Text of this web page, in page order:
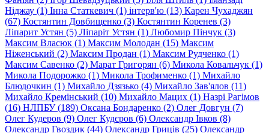
Нiджау (1) Інна Статкевич (1) інтерв'ю (13) Карен Чухаджян
(67) Костянтин Довбищенко (3) Костянтин Коренев (3)
Ліпарит Устян (5) Ліпаріт Устян (1) Любомир Пінчук (3)
Максим Власюк (1) Максим Молодан (15) Максим
Ніженський (2) Максим Продан (1) Максим Рудченко (1)
Максим Савенко (2) Марат Григорян (6) Микола Ковальчук (1)
Микола Подорожко (1) Микола Трофименко (1) Михайло
Блюдочкин (1) Михайло Дзязько (4) Михайло Зав'ялов (11)
Михайло Кремiнський (10) Михайло Мацих (1) Назрі Рагімов
(16) НЛПБУ (189) Оксана Бондаренко (2) Олег Довгун (7)
Олег Кудеров (9) Олег Кудєров (6) Олександр Iвков (8)
Олександр Гвоздик (44) Олександр Гриців (25) Олександр